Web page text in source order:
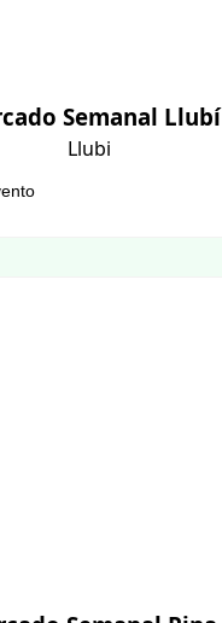
Semanal Llubí
Llubi